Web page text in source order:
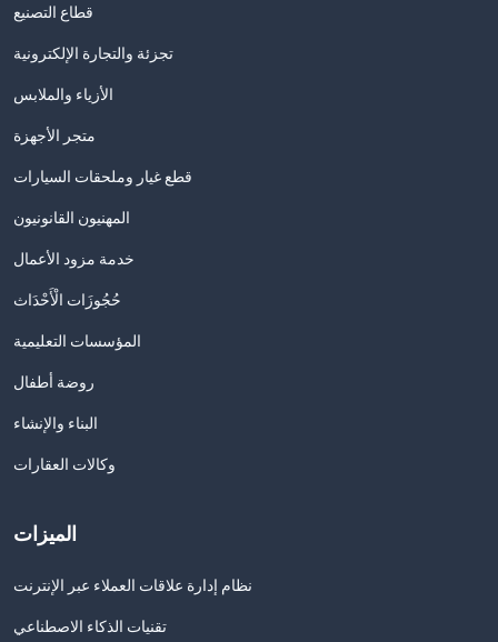
قطاع التصنيع
تجزئة والتجارة الإلكترونية
الأزياء والملابس
متجر الأجهزة
قطع غيار وملحقات السيارات
المهنيون القانونيون
خدمة مزود الأعمال
حُجُوزَات الْأَحْدَاث
المؤسسات التعليمية
روضة أطفال
البناء والإنشاء
وكالات العقارات
الميزات
نظام إدارة علاقات العملاء عبر الإنترنت
تقنيات الذكاء الاصطناعي